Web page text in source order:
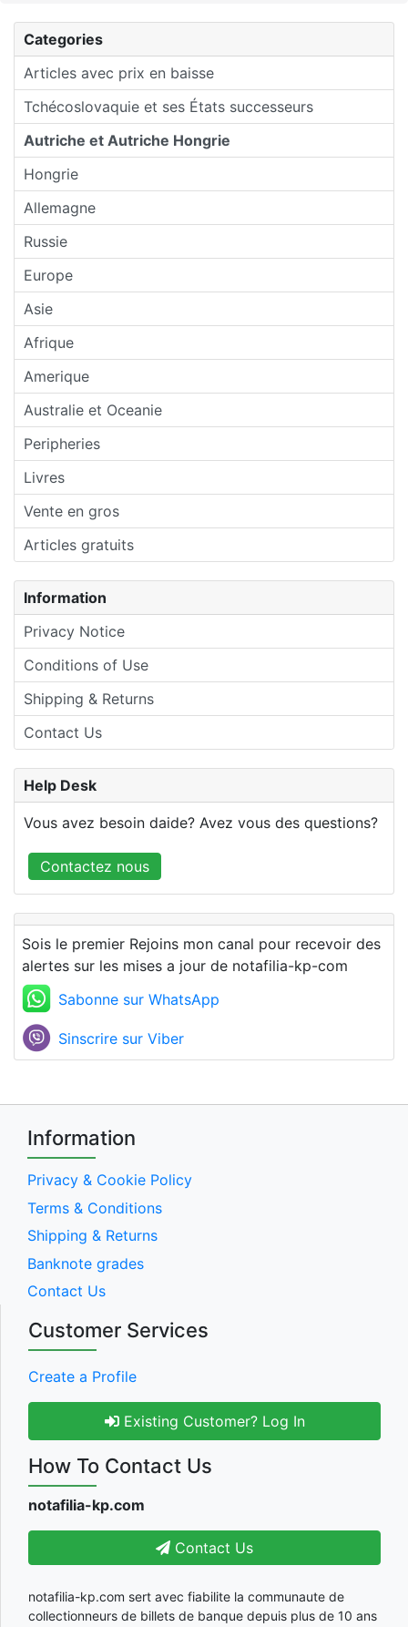
Categories
Articles avec prix en baisse
Tchécoslovaquie et ses États successeurs
Autriche et Autriche Hongrie
Hongrie
Allemagne
Russie
Europe
Asie
Afrique
Amerique
Australie et Oceanie
Peripheries
Livres
Vente en gros
Articles gratuits
Information
Privacy Notice
Conditions of Use
Shipping & Returns
Contact Us
Help Desk
Vous avez besoin daide? Avez vous des questions?
Contactez nous
Sois le premier Rejoins mon canal pour recevoir des
alertes sur les mises a jour de notafilia-kp-com
Sabonne sur WhatsApp
Sinscrire sur Viber
Information
Privacy & Cookie Policy
Terms & Conditions
Shipping & Returns
Banknote grades
Contact Us
Customer Services
Create a Profile
Existing Customer? Log In
How To Contact Us
notafilia-kp.com
Contact Us
notafilia-kp.com sert avec fiabilite la communaute de
collectionneurs de billets de banque depuis plus de 10 ans